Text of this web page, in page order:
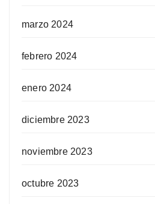
marzo 2024
febrero 2024
enero 2024
diciembre 2023
noviembre 2023
octubre 2023